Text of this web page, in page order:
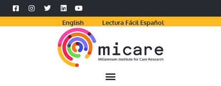
English Lectura Fácil Español